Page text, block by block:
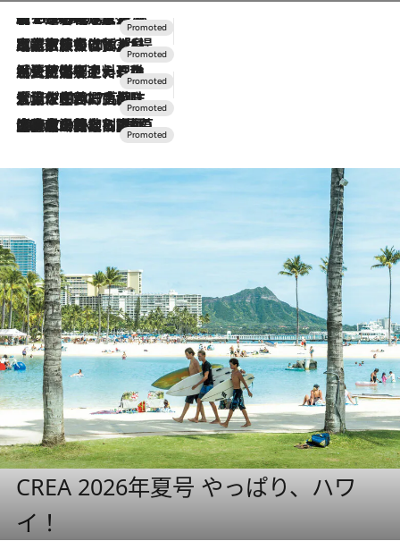
2026.8.7
【トンボの足水浴】ヒノキの香りに包まれて涼感マックス！約13℃の湧水かけ流しを避暑地「星野温泉 トンボの湯」で体験
2026.7.31
【ホテル帰省】という選択肢をOMOが提案。家族とほどよい距離を保つには「昼は実家、夜は気兼ねなくホテルで！」
2026.7.24
【夏限定ディナーコース】旬を迎える稚鮎や花ズッキーニなどをイタリア・トスカーナの郷土料理の手法で満喫！
2026.7.17
「土佐和ハーブかき氷」がOMO7高知に登場！生姜、山椒、大葉など目にも舌にも涼を呼ぶ郷土の味
2026.7.10
NEW OPEN！【界 草津】名湯の地に誕生。趣の異なる2種の温泉と上州ならではの会席・蕎麦割烹など美食を味わう究極の癒やし旅
CREA 2026年夏号 やっぱり、ハワ
イ！